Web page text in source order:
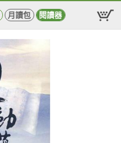
月讀包 閱讀器